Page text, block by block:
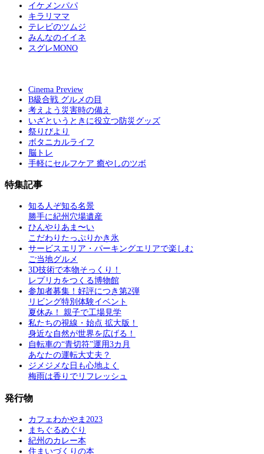
イケメンパパ
キラリママ
テレビのツムジ
みんなのイイネ
スグレMONO
Cinema Preview
B級合戦 グルメの目
考えよう災害時の備え
いざというときに役立つ防災グッズ
祭りびより
ボタニカルライフ
脳トレ
手軽にセルフケア 癒やしのツボ
特集記事
知る人ぞ知る名景
勝手に紀州穴場遺産
ひんやりあま〜い
こだわりたっぷりかき氷
サービスエリア・パーキングエリアで楽しむ
ご当地グルメ
3D技術で本物そっくり！
レプリカをつくる博物館
参加者募集！好評につき第2弾
リビング特別体験イベント
夏休み！ 親子で工場見学
私たちの視線・始点 拡大版！
身近な自然が世界を広げる！
自転車の“青切符”運用3カ月
あなたの運転大丈夫？
ジメジメな日も心地よく
梅雨は香りでリフレッシュ
発行物
カフェわかやま2023
まちぐるめぐり
紀州のカレー本
住まいづくりの本